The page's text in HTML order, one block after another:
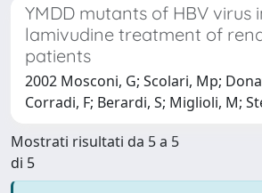
YMDD mutants of HBV virus
lamivudine treatment of
patients
2002 Mosconi, G; Scolari, Mp;
Corradi, F; Berardi, S; Miglioli, M;
Mostrati risultati da 5 a 5
di 5